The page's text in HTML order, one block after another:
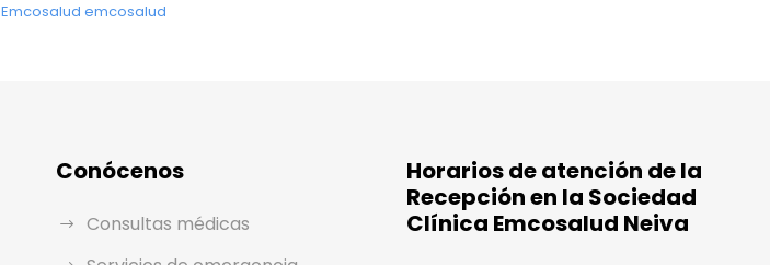
Emcosalud emcosalud
Conócenos
Consultas médicas
Horarios de atención de la
Recepción en la Sociedad
Clínica Emcosalud Neiva